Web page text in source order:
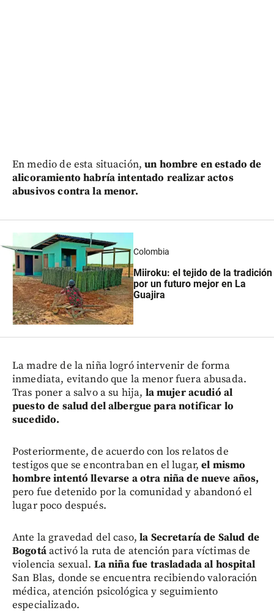
En medio de esta situación, un hombre en estado de
alicoramiento habría intentado realizar actos
abusivos contra la menor.
Colombia
Miiroku: el tejido de la tradición
por un futuro mejor en La
Guajira
La madre de la niña logró intervenir de forma
inmediata, evitando que la menor fuera abusada.
Tras poner a salvo a su hija, la mujer acudió al
puesto de salud del albergue para notificar lo
sucedido.
Posteriormente, de acuerdo con los relatos de
testigos que se encontraban en el lugar, el mismo
hombre intentó llevarse a otra niña de nueve años,
pero fue detenido por la comunidad y abandonó el
lugar poco después.
Ante la gravedad del caso,la Secretaría de Salud de
Bogotáactivó la ruta de atención para víctimas de
violencia sexual. La niña fue trasladada al hospital
San Blas, donde se encuentra recibiendo valoración
médica, atención psicológica y seguimiento
especializado.